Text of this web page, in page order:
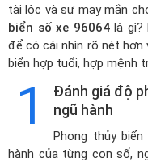
tài lộc và sự may mắn
biển số xe 96064là gì?
để có cái nhìn rõ nét hơn
biển hợp tuổi, hợp mệnh
1
Đánh giá độ
ngũ hành
Phong thủy
hành của từng con số,